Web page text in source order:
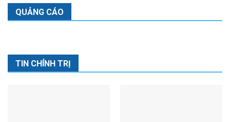
QUẢNG CÁO
TIN CHÍNH TRỊ